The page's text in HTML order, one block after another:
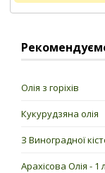
5/5
Виробник:ТМ
Для чого
Метод
Олія з горіхів
Кукурудзяна олія
З Виноградної
Арахісова Олія - 1